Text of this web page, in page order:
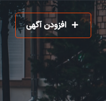
افزودن آگهی